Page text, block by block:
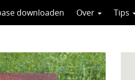
downloaden Over Tips